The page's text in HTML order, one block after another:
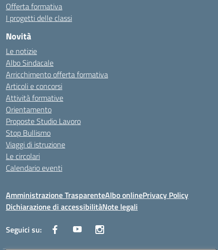
Offerta formativa
I progetti delle classi
Novità
Le notizie
Albo Sindacale
Arricchimento offerta formativa
Articoli e concorsi
Attività formative
Orientamento
Proposte Studio Lavoro
Stop Bullismo
Viaggi di istruzione
Le circolari
Calendario eventi
Amministrazione TrasparenteAlbo onlinePrivacy Policy
Dichiarazione di accessibilitàNote legali
Seguici su: